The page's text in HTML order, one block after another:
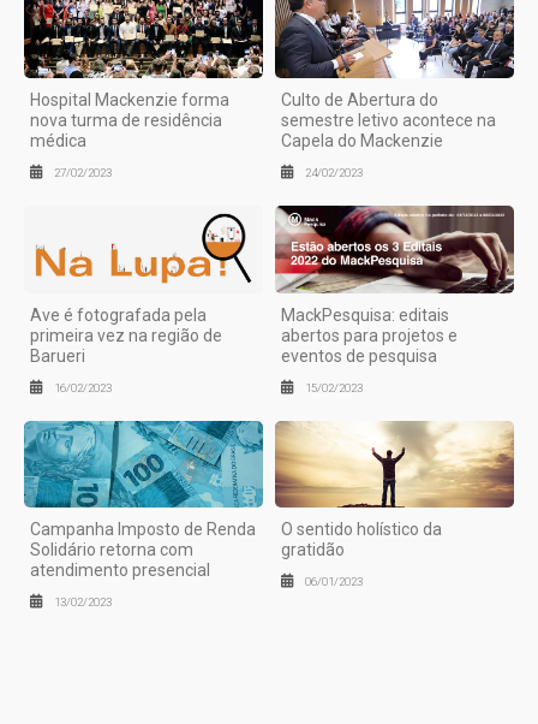
Hospital Mackenzie forma
nova turma de residência
médica
27/02/2023
Culto de Abertura do
semestre letivo acontece na
Capela do Mackenzie
24/02/2023
Ave é fotografada pela
primeira vez na região de
Barueri
16/02/2023
MackPesquisa: editais
abertos para projetos e
eventos de pesquisa
15/02/2023
Campanha Imposto de Renda
Solidário retorna com
atendimento presencial
13/02/2023
O sentido holístico da
gratidão
06/01/2023